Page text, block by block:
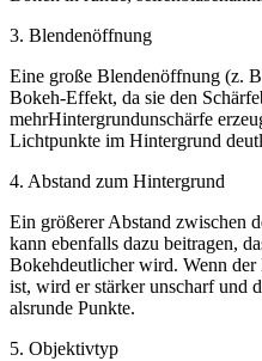
3. Blendenöffnung
Eine große Blendenöffnung (z.
Bokeh-Effekt, da sie den
mehrHintergrundunschärfe
Lichtpunkte im Hintergrund
4. Abstand zum Hintergrund
Ein größerer Abstand zwischen
kann ebenfalls dazu beitragen,
Bokehdeutlicher wird. Wenn
ist, wird er stärker unscharf und
alsrunde Punkte.
5. Objektivtyp